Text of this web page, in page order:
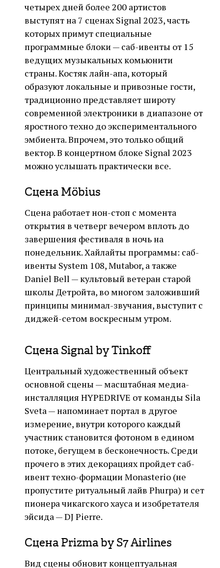
четырех дней более 200 артистов
выступят на 7 сценах Signal 2023, часть
которых примут специальные
программные блоки — саб-ивенты от 15
ведущих музыкальных комьюнити
страны. Костяк лайн-апа, который
образуют локальные и привозные гости,
традиционно представляет широту
современной электроники в диапазоне от
яростного техно до экспериментального
эмбиента. Впрочем, это только общий
вектор. В концертном блоке Signal 2023
можно услышать практически все.
Сцена Möbius
Сцена работает нон-стоп с момента
открытия в четверг вечером вплоть до
завершения фестиваля в ночь на
понедельник. Хайлайты программы: саб-
ивенты System 108, Mutabor, а также
Daniel Bell — культовый ветеран старой
школы Детройта, во многом заложивший
принципы минимал-звучания, выступит с
диджей-сетом воскресным утром.
Сцена Signal by Tinkoff
Центральный художественный объект
основной сцены — масштабная медиа-
инсталляция HYPEDRIVE от команды Sila
Sveta — напоминает портал в другое
измерение, внутри которого каждый
участник становится фотоном в едином
потоке, бегущем в бесконечность. Среди
прочего в этих декорациях пройдет саб-
ивент техно-формации Monasterio (не
пропустите ритуальный лайв Phurpa) и сет
пионера чикагского хауса и изобретателя
эйсида — DJ Pierre.
Сцена Prizma by S7 Airlines
Вид сцены обновит концептуальная